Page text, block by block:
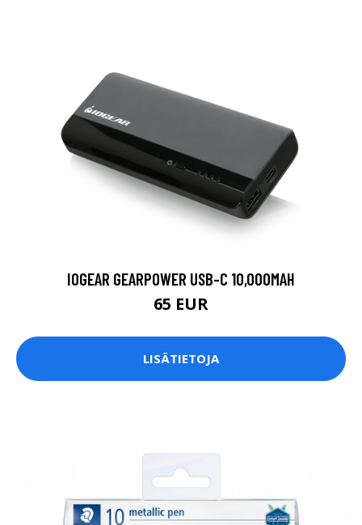
IOGEAR GEARPOWER USB-C 10,000MAH
65 EUR
LISÄTIETOJA